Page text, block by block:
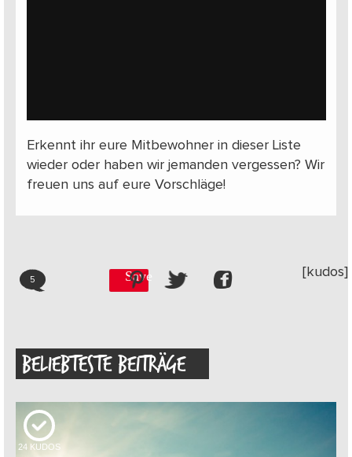
Erkennt ihr eure Mitbewohner in dieser Liste
wieder oder haben wir jemanden vergessen? Wir
freuen uns auf eure Vorschläge!
5 Save [kudos]
BELIEBTESTE BEITRÄGE
24 KUDOS